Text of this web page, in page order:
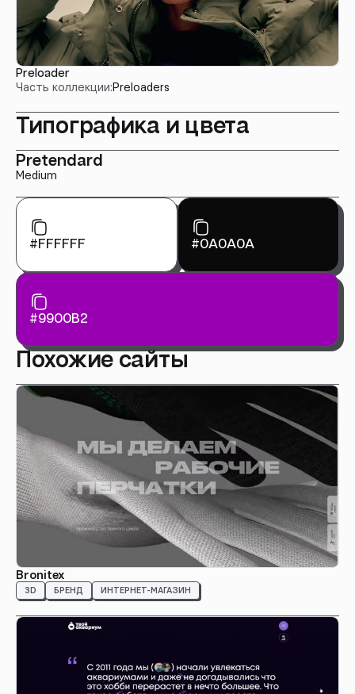
Preloader
Часть коллекции: Preloaders
Типографика и цвета
Pretendard
Medium
#FFFFFF #0A0A0A
#9900B2
Похожие сайты
Bronitex
3D БРЕНД ИНТЕРНЕТ-МАГАЗИН